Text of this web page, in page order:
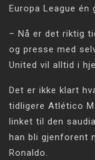
Europa League én
– Nå er det riktig
og presse med
United vil alltid i
Det er ikke klart
tidligere Atlético
linket til den
han bli gjenforent
Ronaldo.